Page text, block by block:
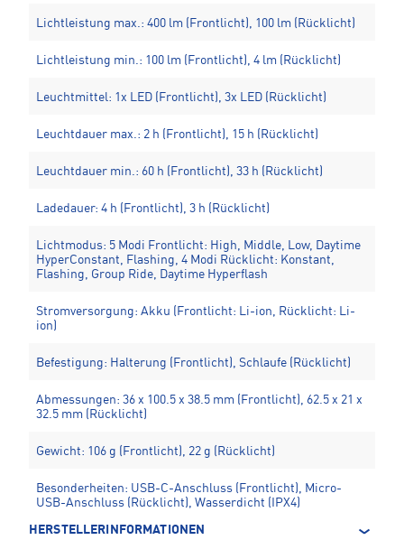
Lichtleistung max.: 400 lm (Frontlicht), 100 lm (Rücklicht)
Lichtleistung min.: 100 lm (Frontlicht), 4 lm (Rücklicht)
Leuchtmittel: 1x LED (Frontlicht), 3x LED (Rücklicht)
Leuchtdauer max.: 2 h (Frontlicht), 15 h (Rücklicht)
Leuchtdauer min.: 60 h (Frontlicht), 33 h (Rücklicht)
Ladedauer: 4 h (Frontlicht), 3 h (Rücklicht)
Lichtmodus: 5 Modi Frontlicht: High, Middle, Low, Daytime
HyperConstant, Flashing, 4 Modi Rücklicht: Konstant,
Flashing, Group Ride, Daytime Hyperflash
Stromversorgung: Akku (Frontlicht: Li-ion, Rücklicht: Li-
ion)
Befestigung: Halterung (Frontlicht), Schlaufe (Rücklicht)
Abmessungen: 36 x 100.5 x 38.5 mm (Frontlicht), 62.5 x 21 x
32.5 mm (Rücklicht)
Gewicht: 106 g (Frontlicht), 22 g (Rücklicht)
Besonderheiten: USB-C-Anschluss (Frontlicht), Micro-
USB-Anschluss (Rücklicht), Wasserdicht (IPX4)
HERSTELLERINFORMATIONEN